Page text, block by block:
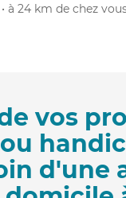
• à 24 km de chez
vos
d'une